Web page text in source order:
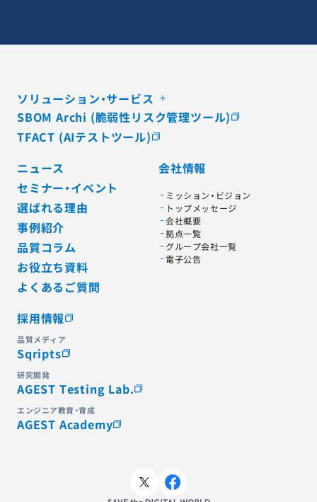
ソリューション・サービス
SBOM Archi (脆弱性リスク管理ツール)
TFACT (AIテストツール)
ニュース
セミナー・イベント
選ばれる理由
事例紹介
品質コラム
お役立ち資料
よくあるご質問
会社情報
ミッション・ビジョン
トップメッセージ
会社概要
拠点一覧
グループ会社一覧
電子公告
採用情報
品質メディア
Sqripts
研究開発
AGEST Testing Lab.
エンジニア教育・育成
AGEST Academy